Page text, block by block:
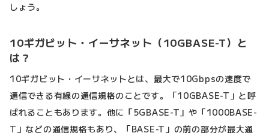
しょう。
10ギガビット・イーサネット（10GBASE-T）と
は？
10ギガビット・イーサネットとは、最大で10Gbpsの速度で
通信できる有線の通信規格のことです。「10GBASE-T」と呼
ばれることもあります。他に「5GBASE-T」や「1000BASE-
T」などの通信規格もあり、「BASE-T」の前の部分が最大通